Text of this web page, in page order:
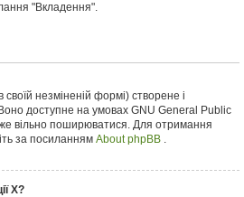
"Вкладення".
незміненій формі) створене і
доступне на умовах GNU General Public
вільно поширюватися. Для отримання
за посиланням About phpBB .
X?